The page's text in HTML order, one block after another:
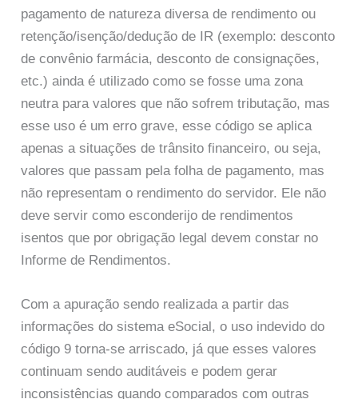
pagamento de natureza diversa de rendimento ou
retenção/isenção/dedução de IR (exemplo: desconto
de convênio farmácia, desconto de consignações,
etc.) ainda é utilizado como se fosse uma zona
neutra para valores que não sofrem tributação, mas
esse uso é um erro grave, esse código se aplica
apenas a situações de trânsito financeiro, ou seja,
valores que passam pela folha de pagamento, mas
não representam o rendimento do servidor. Ele não
deve servir como esconderijo de rendimentos
isentos que por obrigação legal devem constar no
Informe de Rendimentos.
Com a apuração sendo realizada a partir das
informações do sistema eSocial, o uso indevido do
código 9 torna-se arriscado, já que esses valores
continuam sendo auditáveis e podem gerar
inconsistências quando comparados com outras